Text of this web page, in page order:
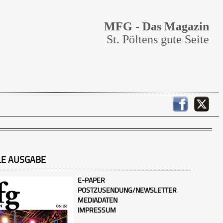
MFG - Das Magazin
St. Pöltens gute Seite
AUSGABE
E-PAPER
POSTZUSENDUNG/NEWSLETTER
MEDIADATEN
IMPRESSUM